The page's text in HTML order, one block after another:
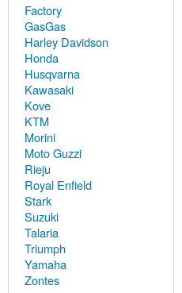
Factory
GasGas
Harley Davidson
Honda
Husqvarna
Kawasaki
Kove
KTM
Morini
Moto Guzzi
Rieju
Royal Enfield
Stark
Suzuki
Talaria
Triumph
Yamaha
Zontes